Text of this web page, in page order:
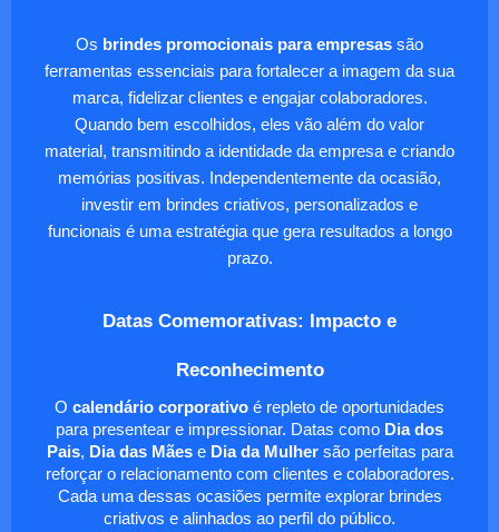
Os brindes promocionais para empresas são
ferramentas essenciais para fortalecer a imagem da sua
marca, fidelizar clientes e engajar colaboradores.
Quando bem escolhidos, eles vão além do valor
material, transmitindo a identidade da empresa e criando
memórias positivas. Independentemente da ocasião,
investir em brindes criativos, personalizados e
funcionais é uma estratégia que gera resultados a longo
prazo.
Datas Comemorativas: Impacto e
Reconhecimento
O calendário corporativo é repleto de oportunidades
para presentear e impressionar. Datas como Dia dos
Pais, Dia das Mãese Dia da Mulhersão perfeitas para
reforçar o relacionamento com clientes e colaboradores.
Cada uma dessas ocasiões permite explorar brindes
criativos e alinhados ao perfil do público.